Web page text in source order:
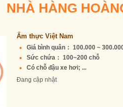
NHÀ HÀNG
Ẩm thực Việt Nam
Giá bình quân： 100.000 ~
Sức chứa： 100~200 chỗ
Có chỗ đậu xe hơi; ...
Đang cập nhật